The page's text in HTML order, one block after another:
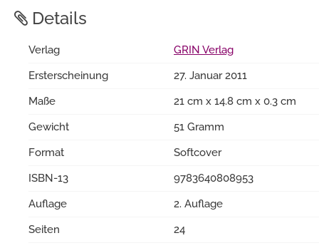
Details
Verlag
GRIN Verlag
Ersterscheinung
27. Januar 2011
Maße
21 cm x 14.8 cm x 0.3 cm
Gewicht
51 Gramm
Format
Softcover
ISBN-13
9783640808953
Auflage
2. Auflage
Seiten
24